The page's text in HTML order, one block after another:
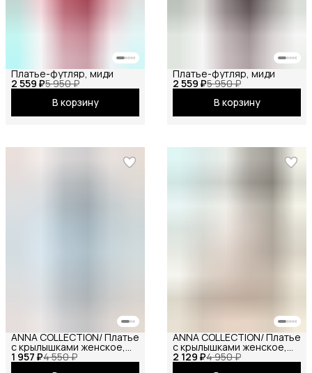
2 559 ₽5 950 ₽
Платье-футляр, миди
В корзину
2 559 ₽5 950 ₽
Платье-футляр, миди
В корзину
1 957 ₽4 550 ₽
ANNA COLLECTION/ Платье
с крылышками женское,
платье вечернее, 2 129 ₽4 950 ₽
ANNA COLLECTION/ Платье
с крылышками женское,
платье вечернее,